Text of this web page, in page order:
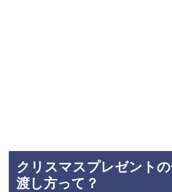
クリスマスプレゼント
渡し方って？